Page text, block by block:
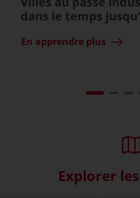
dans le temps
En apprendre plus
Explorer